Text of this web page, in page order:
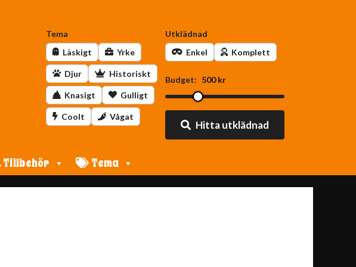
Tema
Läskigt
Yrke
Djur Historiskt
Knasigt Gulligt
Coolt Vågat
Utklädnad
Enkel
Komplett
Budget: 500 kr
Hitta utklädnad
Tillbehör Tema